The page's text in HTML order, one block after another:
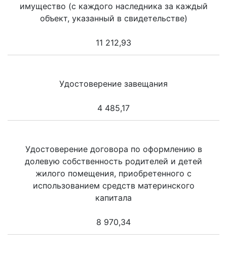
имущество (с каждого наследника за каждый
объект, указанный в свидетельстве)
11 212,93
Удостоверение завещания
4 485,17
Удостоверение договора по оформлению в
долевую собственность родителей и детей
жилого помещения, приобретенного с
использованием средств материнского
капитала
8 970,34